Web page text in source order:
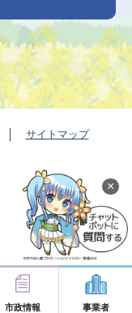
市政情報 事業者
×
サイトマップ